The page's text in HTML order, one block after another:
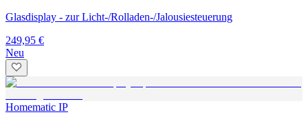
Glasdisplay - zur Licht-/Rolladen-/Jalousiesteuerung
249,95 €
Neu
Homematic IP